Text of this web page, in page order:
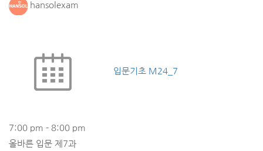
hansolexam
입문기초 M24_7
7:00 pm - 8:00 pm
올바른 입문 제7과